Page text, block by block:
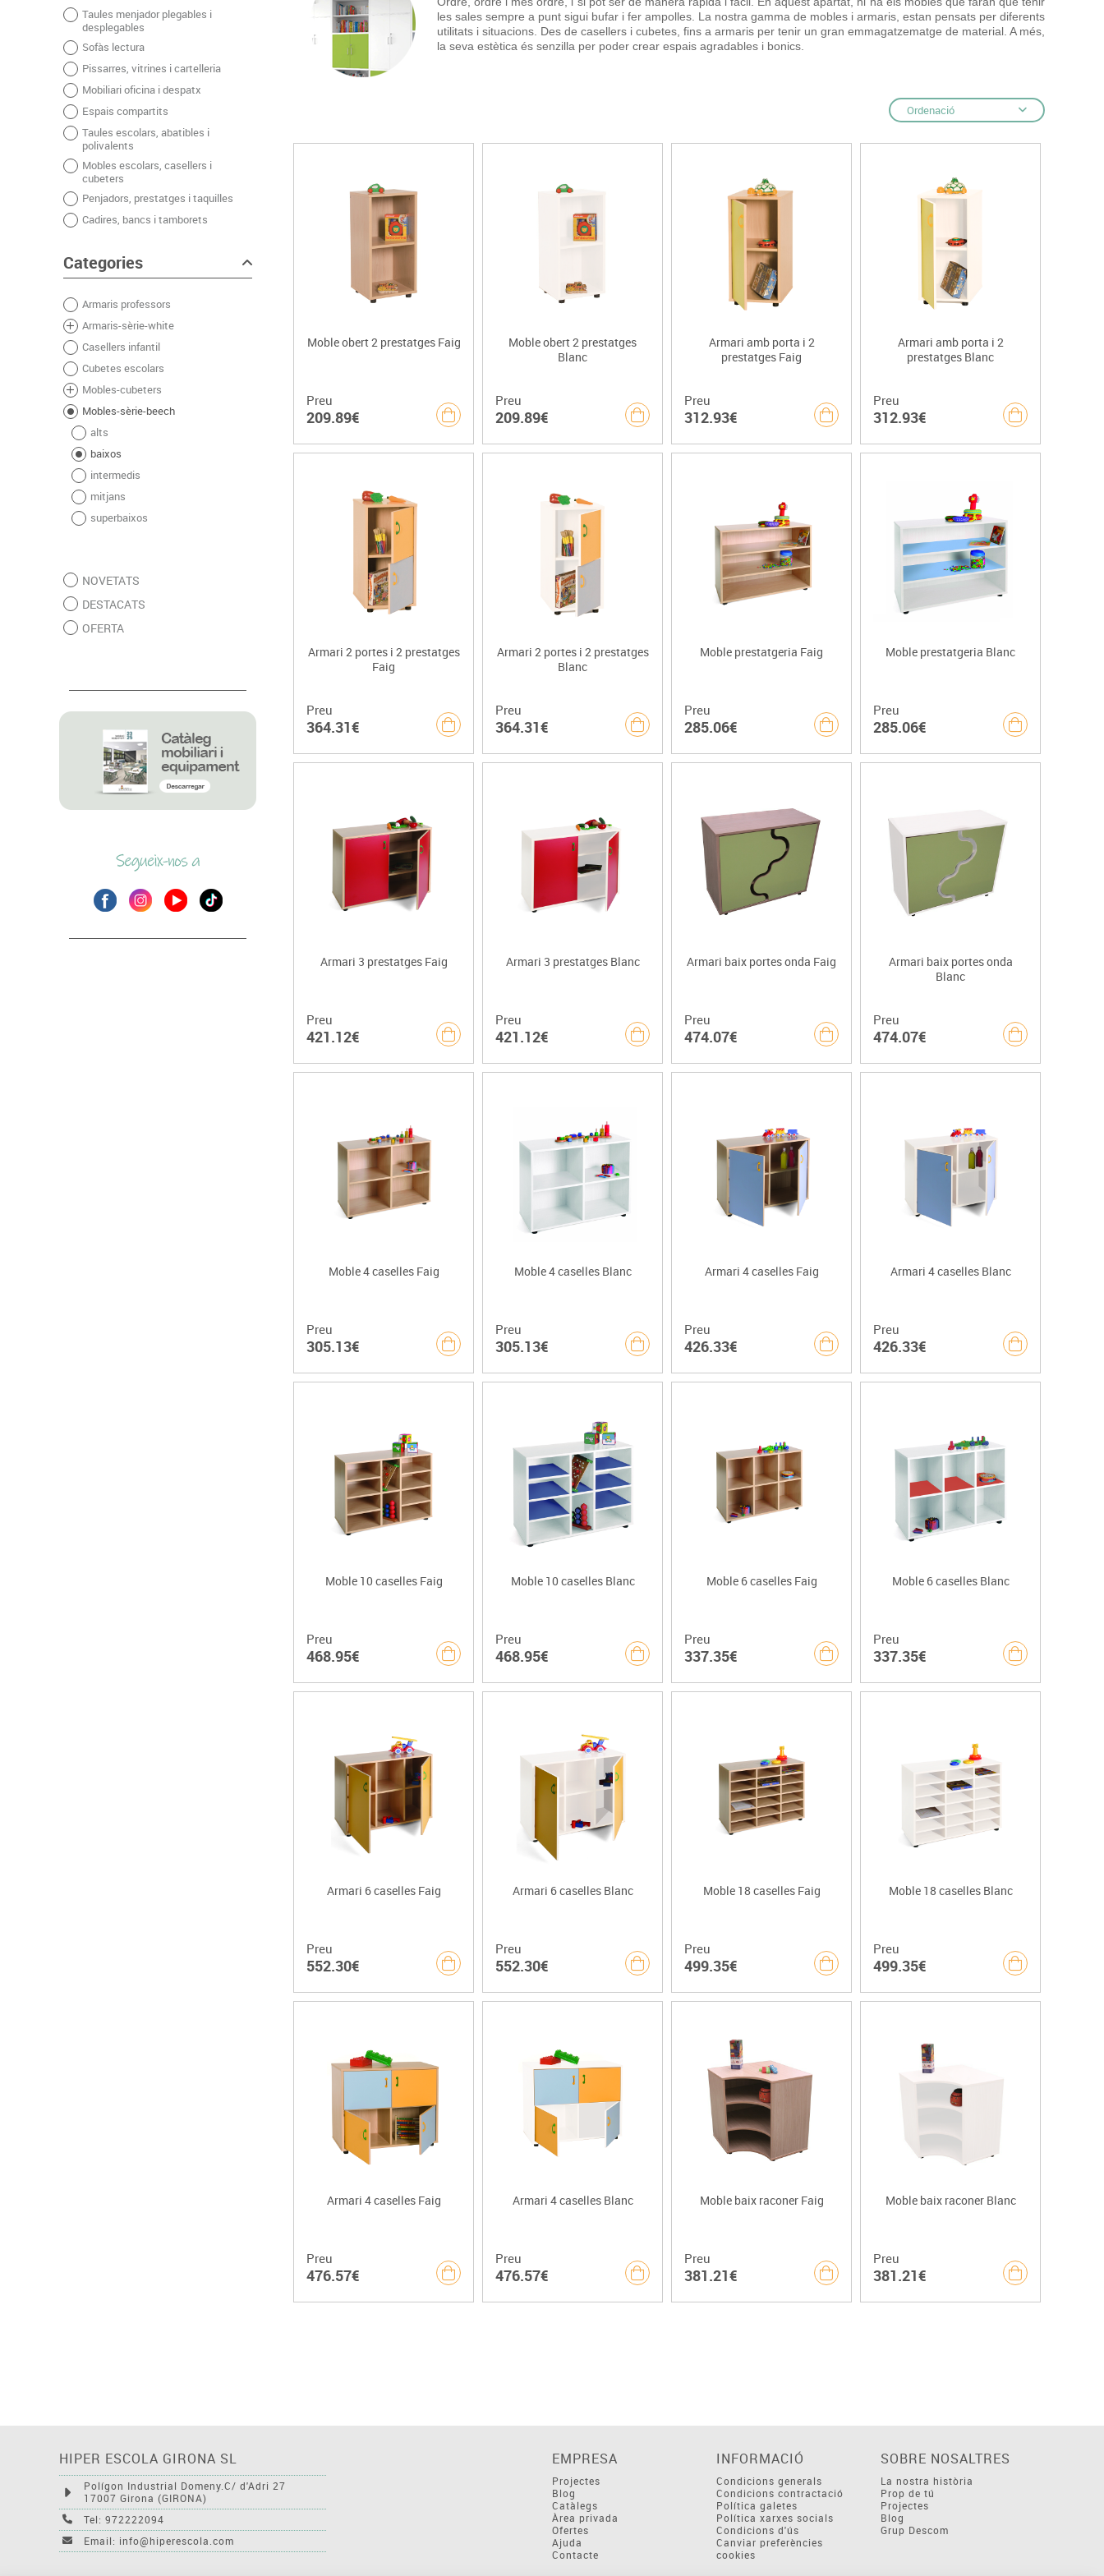
Complements d'oficina
Plastificació, enquadernació i destrucció
Higiene
Dibuix tècnic i artístic
Material escolar
Construccions
Música
Matemàtiques
Ciències
Mobiliari tecnològic
Monitors interactius
VideoprojeccióEspais compartits
Taules escolars, abatibles i polivalents
Complements esportius
Entrenament
Psicomotricitat
Esports raqueta
Taules menjador plegables i
desplegables
Sofàs lectura
Pissarres, vitrines i cartelleria
Mobiliari oficina i despatx
Espais compartits
Taules escolars, abatibles i
polivalents
Mobles escolars, casellers i
cubeters
Penjadors, prestatges i taquilles
Cadires, bancs i tamborets
Categories
Armaris professors
Armaris-sèrie-white
Casellers infantil
Cubetes escolars
Mobles-cubeters
Mobles-sèrie-beech
alts
baixos
intermedis
mitjans
superbaixos
NOVETATS
DESTACATS
OFERTA
les sales sempre a punt sigui bufar i fer ampolles. La nostra gamma de mobles i armaris, estan pensats per diferents
utilitats i situacions. Des de casellers i cubetes, fins a armaris per tenir un gran emmagatzematge de material. A més,
la seva estètica és senzilla per poder crear espais agradables i bonics.
Ordenació
Moble obert 2 prestatges Faig
Preu
209.89€
Moble obert 2 prestatges
Blanc
Preu
209.89€
Armari amb porta i 2
prestatges Faig
Preu
312.93€
Armari amb porta i 2
prestatges Blanc
Preu
312.93€
Armari 2 portes i 2 prestatges
Faig
Preu
364.31€
Armari 2 portes i 2 prestatges
Blanc
Preu
364.31€
Moble prestatgeria Faig
Preu
285.06€
Moble prestatgeria Blanc
Preu
285.06€
Armari 3 prestatges Faig
Preu
421.12€
Armari 3 prestatges Blanc
Preu
421.12€
Armari baix portes onda Faig
Preu
474.07€
Armari baix portes onda
Blanc
Preu
474.07€
Moble 4 caselles Faig
Preu
305.13€
Moble 4 caselles Blanc
Preu
305.13€
Armari 4 caselles Faig
Preu
426.33€
Armari 4 caselles Blanc
Preu
426.33€
Moble 10 caselles Faig
Preu
468.95€
Moble 10 caselles Blanc
Preu
468.95€
Moble 6 caselles Faig
Preu
337.35€
Moble 6 caselles Blanc
Preu
337.35€
Armari 6 caselles Faig
Preu
552.30€
Armari 6 caselles Blanc
Preu
552.30€
Moble 18 caselles Faig
Preu
499.35€
Moble 18 caselles Blanc
Preu
499.35€
Armari 4 caselles Faig
Preu
476.57€
Armari 4 caselles Blanc
Preu
476.57€
Moble baix raconer Faig
Preu
381.21€
Moble baix raconer Blanc
Preu
381.21€
HIPER ESCOLA GIRONA SL
Polígon Industrial Domeny.C/ d'Adri 27
17007 Girona (GIRONA)
Tel: 972222094
Email: info@hiperescola.com
EMPRESA
Projectes
Blog
Catàlegs
Àrea privada
Ofertes
Ajuda
Contacte
INFORMACIÓ
Condicions generals
Condicions contractació
Política galetes
Política xarxes socials
Condicions d'ús
Canviar preferències
cookies
SOBRE NOSALTRES
La nostra història
Prop de tú
Projectes
Blog
Grup Descom